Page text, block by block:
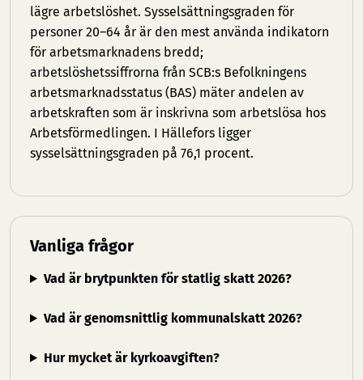
lägre arbetslöshet. Sysselsättningsgraden för
personer 20–64 år är den mest använda indikatorn
för arbetsmarknadens bredd;
arbetslöshetssiffrorna från SCB:s Befolkningens
arbetsmarknadsstatus (BAS) mäter andelen av
arbetskraften som är inskrivna som arbetslösa hos
Arbetsförmedlingen. I Hällefors ligger
sysselsättningsgraden på 76,1 procent.
Vanliga frågor
Vad är brytpunkten för statlig skatt 2026?
Vad är genomsnittlig kommunalskatt 2026?
Hur mycket är kyrkoavgiften?